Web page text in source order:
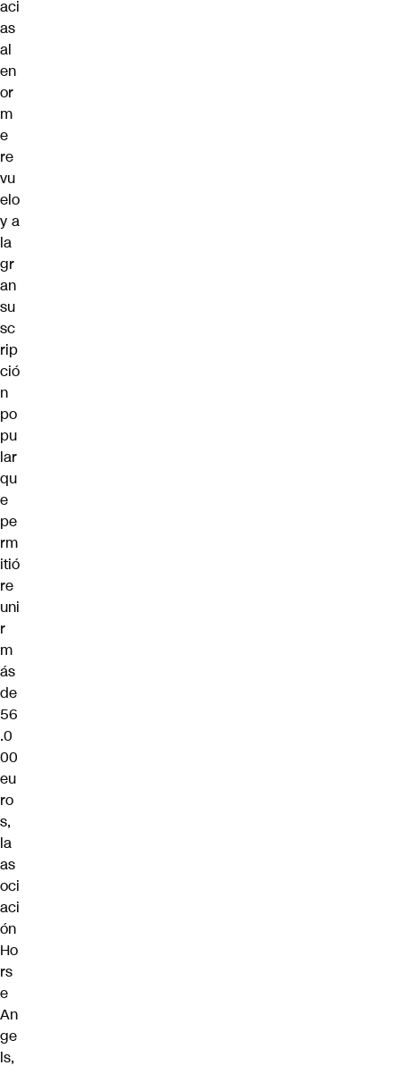
aci
as
al
en
or
m
e
re
vu
elo
y a
la
gr
an
su
sc
rip
ció
n
po
pu
lar
qu
e
pe
rm
itió
re
uni
r
m
ás
de
56
.0
00
eu
ro
s,
la
as
oci
aci
ón
Ho
rs
e
An
ge
ls,